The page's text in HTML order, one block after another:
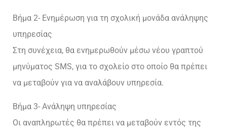
Βήμα 2- Ενημέρωση για τη σχολική μονάδα ανάληψης
υπηρεσίας
Στη συνέχεια, θα ενημερωθούν μέσω νέου γραπτού
μηνύματος SMS, για το σχολείο στο οποίο θα πρέπει
να μεταβούν για να αναλάβουν υπηρεσία.
Βήμα 3- Ανάληψη υπηρεσίας
Οι αναπληρωτές θα πρέπει να μεταβούν εντός της